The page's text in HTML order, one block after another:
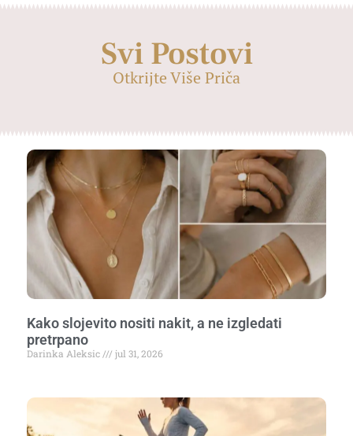
Svi Postovi
Otkrijte Više Priča
Kako slojevito nositi nakit, a ne izgledati
pretrpano
Darinka Aleksic jul 31, 2026